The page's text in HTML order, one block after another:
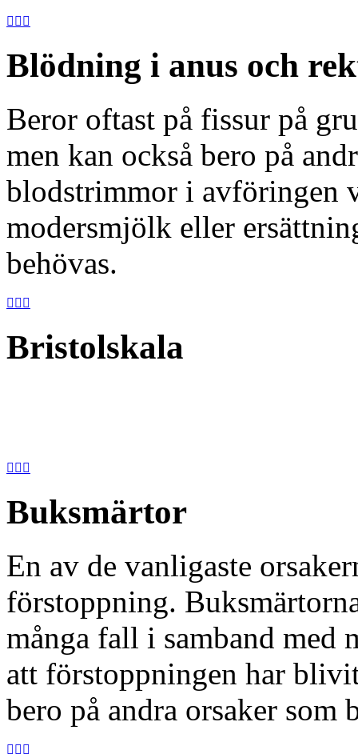
  
Blödning i anus och
Beror oftast på fissur på
men kan också bero på
blodstrimmor i avföringen
modersmjölk eller
behövas.
  
Bristolskala
  
Buksmärtor
En av de vanligaste
förstoppning.
många fall i samband med
att förstoppningen har
bero på andra orsaker som
  